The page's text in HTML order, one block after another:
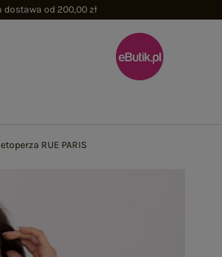
dostawa od 200,00 zł
RUE PARIS